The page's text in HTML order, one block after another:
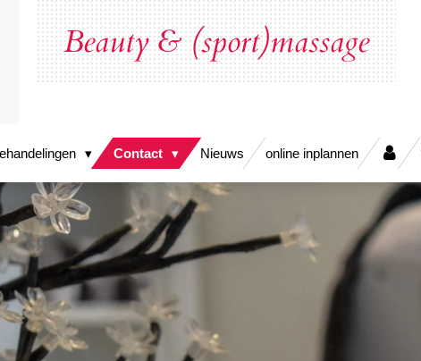
Beauty & (sport)massage
Contact Nieuws online inplannen